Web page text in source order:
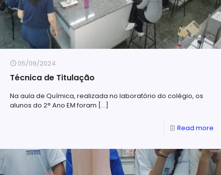
05/09/2024
Técnica de Titulação
Na aula de Química, realizada no laboratório do colégio, os
alunos do 2° Ano EM foram […]
Read more